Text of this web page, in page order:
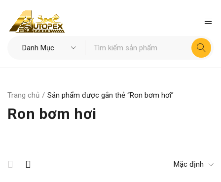
Ron bơm hơi
Trang chủ / Sản phẩm được gắn thẻ “Ron bơm hơi”
Mặc định